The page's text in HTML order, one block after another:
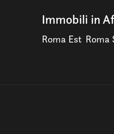
Immobili in
Roma Est Roma